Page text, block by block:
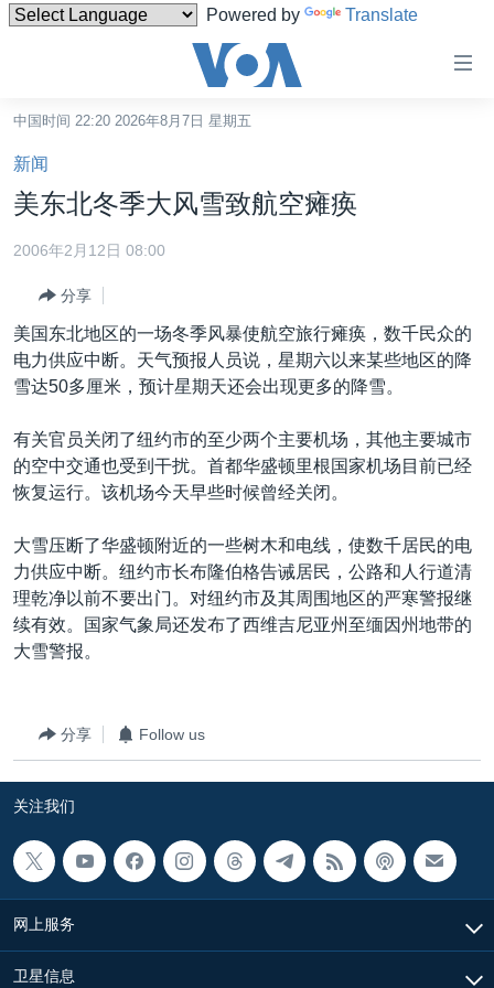
Powered by Translate
碍
链
接
跳
转
容
跳
索
港澳
国际
最新国际新闻
中东
欧洲
非洲
美洲
全球议题
分类新闻
人权·法律·宗教
科教·文娱·体健
军事
劳工
环境
热点专题
白宫要闻
国会报道
美中关系
美国建国250周年
埃博拉疫情
重要讲话与声明
台海两岸关系
南中国海争端
关注西藏
关注新疆
VOA视频
VOA今日焦点
中文广播
关注我们
中国时间 22:20 2026年8月7日 星期五
新闻
美东北冬季大风雪致航空瘫痪
2006年2月12日 08:00
分享
美国东北地区的一场冬季风暴使航空旅行瘫痪，数千民众的
电力供应中断。天气预报人员说，星期六以来某些地区的降
雪达50多厘米，预计星期天还会出现更多的降雪。
有关官员关闭了纽约市的至少两个主要机场，其他主要城市
的空中交通也受到干扰。首都华盛顿里根国家机场目前已经
恢复运行。该机场今天早些时候曾经关闭。
大雪压断了华盛顿附近的一些树木和电线，使数千居民的电
力供应中断。纽约市长布隆伯格告诫居民，公路和人行道清
理乾净以前不要出门。对纽约市及其周围地区的严寒警报继
续有效。国家气象局还发布了西维吉尼亚州至缅因州地带的
大雪警报。
分享 Follow us
关注我们
网上服务
卫星信息